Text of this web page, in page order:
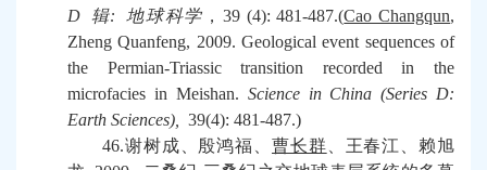
D 辑: 地球科学 ， 39 (4): 481-487.(Cao Changqun,
Zheng Quanfeng, 2009. Geological event sequences of
the Permian-Triassic transition recorded in the
microfacies in Meishan. Science in China (Series D:
Earth Sciences),
39(4): 481-487.)
46.谢树成、殷鸿福、 曹长群 、王春江、赖旭